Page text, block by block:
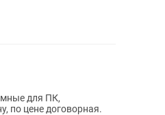
для ПК,
по цене договорная.